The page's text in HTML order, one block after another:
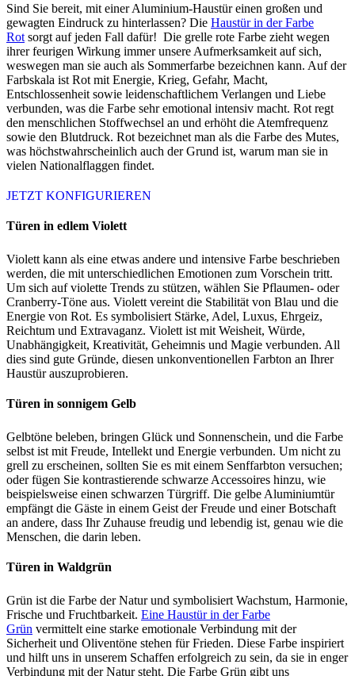
Sind Sie bereit, mit einer Aluminium-Haustür einen großen und
gewagten Eindruck zu hinterlassen? Die Haustür in der Farbe
Rot sorgt auf jeden Fall dafür! Die grelle rote Farbe zieht wegen
ihrer feurigen Wirkung immer unsere Aufmerksamkeit auf sich,
weswegen man sie auch als Sommerfarbe bezeichnen kann. Auf der
Farbskala ist Rot mit Energie, Krieg, Gefahr, Macht,
Entschlossenheit sowie leidenschaftlichem Verlangen und Liebe
verbunden, was die Farbe sehr emotional intensiv macht. Rot regt
den menschlichen Stoffwechsel an und erhöht die Atemfrequenz
sowie den Blutdruck. Rot bezeichnet man als die Farbe des Mutes,
was höchstwahrscheinlich auch der Grund ist, warum man sie in
vielen Nationalflaggen findet.
JETZT KONFIGURIEREN
Türen in edlem Violett
Violett kann als eine etwas andere und intensive Farbe beschrieben
werden, die mit unterschiedlichen Emotionen zum Vorschein tritt.
Um sich auf violette Trends zu stützen, wählen Sie Pflaumen- oder
Cranberry-Töne aus. Violett vereint die Stabilität von Blau und die
Energie von Rot. Es symbolisiert Stärke, Adel, Luxus, Ehrgeiz,
Reichtum und Extravaganz. Violett ist mit Weisheit, Würde,
Unabhängigkeit, Kreativität, Geheimnis und Magie verbunden. All
dies sind gute Gründe, diesen unkonventionellen Farbton an Ihrer
Haustür auszuprobieren.
Türen in sonnigem Gelb
Gelbtöne beleben, bringen Glück und Sonnenschein, und die Farbe
selbst ist mit Freude, Intellekt und Energie verbunden. Um nicht zu
grell zu erscheinen, sollten Sie es mit einem Senffarbton versuchen;
oder fügen Sie kontrastierende schwarze Accessoires hinzu, wie
beispielsweise einen schwarzen Türgriff. Die gelbe Aluminiumtür
empfängt die Gäste in einem Geist der Freude und einer Botschaft
an andere, dass Ihr Zuhause freudig und lebendig ist, genau wie die
Menschen, die darin leben.
Türen in Waldgrün
Grün ist die Farbe der Natur und symbolisiert Wachstum, Harmonie,
Frische und Fruchtbarkeit. Eine Haustür in der Farbe
Grün vermittelt eine starke emotionale Verbindung mit der
Sicherheit und Oliventöne stehen für Frieden. Diese Farbe inspiriert
und hilft uns in unserem Schaffen erfolgreich zu sein, da sie in enger
Verbindung mit der Natur steht. Die Farbe Grün gibt uns